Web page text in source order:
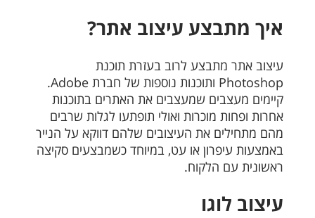
איך מתבצע עיצוב אתר?
עיצוב אתר מתבצע לרוב בעזרת תוכנת
Photoshop ותוכנות נוספות של חברת Adobe.
קיימים מעצבים שמעצבים את האתרים בתוכנות
אחרות ופחות מוכרות ואולי תופתעו לגלות שרבים
מהם מתחילים את העיצובים שלהם דווקא על הנייר
באמצעות עיפרון או עט, במיוחד כשמבצעים סקיצה
ראשונית עם הלקוח.
עיצוב לוגו